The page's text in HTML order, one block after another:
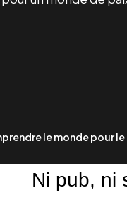
le monde pour
Ni pub, ni